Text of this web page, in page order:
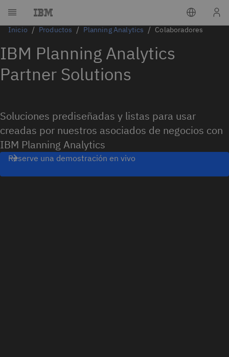
Inicio Productos Planning Analytics Colaboradores
IBM Planning Analytics
Partner Solutions
Soluciones prediseñadas y listas para usar
creadas por nuestros asociados de negocios con
IBM Planning Analytics
Reserve una demostración en vivo